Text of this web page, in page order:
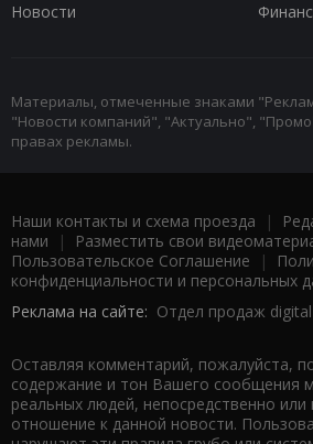
Новости
Материалы, отмеченные знаками
"Новости компаний", "Актуально",
правах рекламы.
Наши контакты и схема проезда |
нами | Разместить свои
Пользовательское Соглашение |
конфиденциальности и персональных
Реклама на сайте: Отдел продаж
Оставляя комментарий, пожалуйста,
содержание и тон Вашего сообщения
реальных людей, непосредственно
отношение к данной новости.